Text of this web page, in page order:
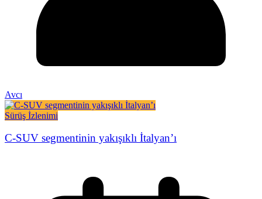
Avcı
Sürüş İzlenimi
C-SUV segmentinin yakışıklı İtalyan’ı